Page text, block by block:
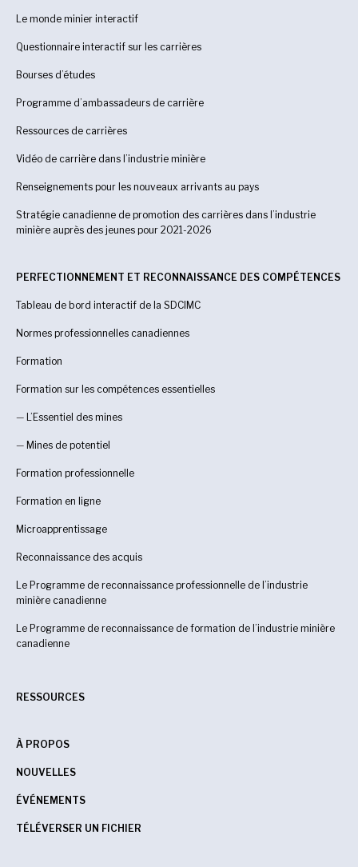
Le monde minier interactif
Questionnaire interactif sur les carrières
Bourses d’études
Programme d’ambassadeurs de carrière
Ressources de carrières
Vidéo de carrière dans l’industrie minière
Renseignements pour les nouveaux arrivants au pays
Stratégie canadienne de promotion des carrières dans l’industrie
minière auprès des jeunes pour 2021-2026
PERFECTIONNEMENT ET RECONNAISSANCE DES COMPÉTENCES
Tableau de bord interactif de la SDCIMC
Normes professionnelles canadiennes
Formation
Formation sur les compétences essentielles
— L’Essentiel des mines
— Mines de potentiel
Formation professionnelle
Formation en ligne
Microapprentissage
Reconnaissance des acquis
Le Programme de reconnaissance professionnelle de l’industrie
minière canadienne
Le Programme de reconnaissance de formation de l’industrie minière
canadienne
RESSOURCES
À PROPOS
NOUVELLES
ÉVÉNEMENTS
TÉLÉVERSER UN FICHIER